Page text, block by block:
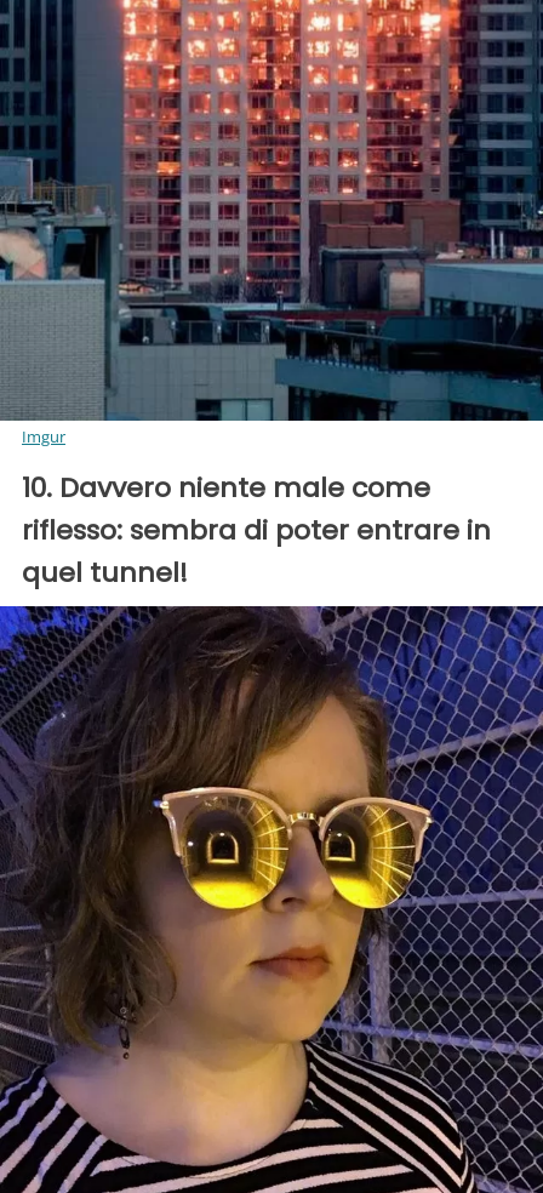
Imgur
10. Davvero niente male come
riflesso: sembra di poter entrare in
quel tunnel!